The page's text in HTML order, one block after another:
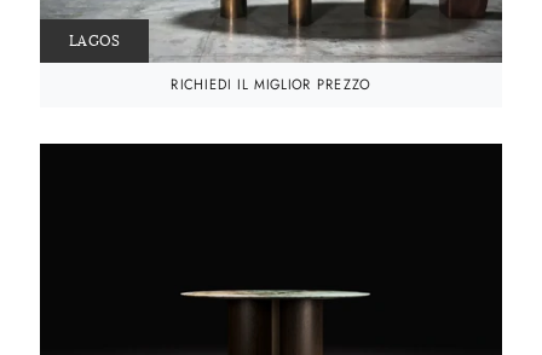
LAGOS
RICHIEDI IL MIGLIOR PREZZO